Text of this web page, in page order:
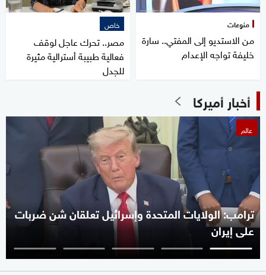
منوعات
من الاستديو إلى المفتي.. سارة
خليفة تواجه الإعدام
خاص
مصر.. تحرك عاجل لوقف
فعالية طبيبة أسترالية مثيرة
للجدل
أخبار أميركا
عالم
ترامب: الولايات المتحدة وإسرائيل تعلقان شن ضربات
على إيران